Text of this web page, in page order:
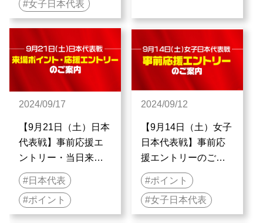
女子日本代表
THE REAL VOICE
ラグビー日本代表
2024/09/17
【9月21日（土）日本
代表戦】事前応援エ
ントリー・当日来場
ポイント付与のご案
内
日本代表
ポイント
2024/09/12
【9月14日（土）女子
日本代表戦】事前応
援エントリーのご案
内
ポイント
女子日本代表